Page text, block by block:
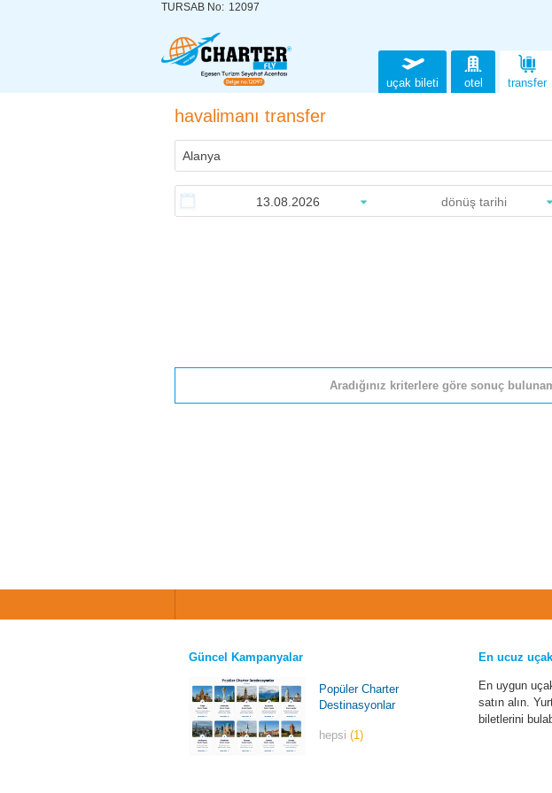
TURSAB No: 12097
uçak bileti otel transfer
havalimanı transfer
Aradığınız kriterlere göre sonuç
Güncel Kampanyalar
Popüler Charter
Destinasyonlar
hepsi(1)
En ucuz
En uygun
satın alın.
biletlerini